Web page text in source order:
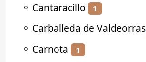
⚬ Cantaracillo 1
⚬ Carballeda de Valdeorras
⚬ Carnota 1